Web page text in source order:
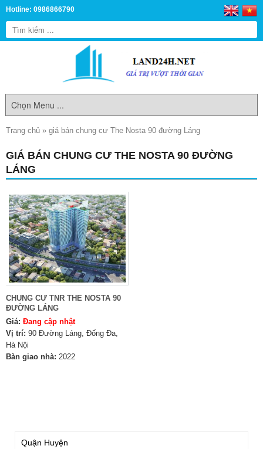
Hotline: 0986866790
Trang chủ » giá bán chung cư The Nosta 90 đường Láng
GIÁ BÁN CHUNG CƯ THE NOSTA 90 ĐƯỜNG
LÁNG
CHUNG CƯ TNR THE NOSTA 90
ĐƯỜNG LÁNG
Giá: Đang cập nhật
Vị trí: 90 Đường Láng, Đống Đa,
Hà Nội
Bàn giao nhà: 2022